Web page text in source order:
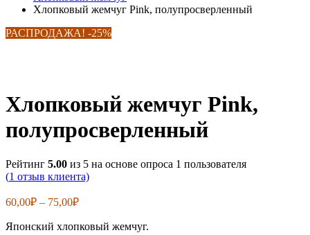
Хлопковый жемчуг Pink, полупросверленный
РАСПРОДАЖА! -25%
Хлопковый жемчуг Pink,
полупросверленный
Рейтинг 5.00 из 5 на основе опроса 1 пользователя
(1 отзыв клиента)
60,00₽ – 75,00₽Диапазон
60,00₽
Японский хлопковый жемчуг.